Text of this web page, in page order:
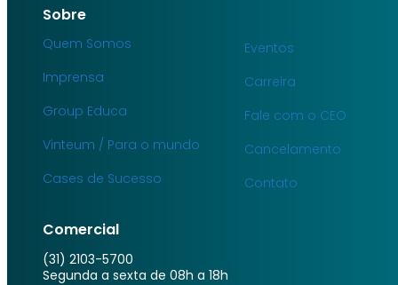
Sobre
Quem Somos
Imprensa
Group Educa
Vinteum / Para o mundo
Cases de Sucesso
Eventos
Carreira
Fale com o CEO
Cancelamento
Contato
Comercial
(31) 2103-5700
Segunda a sexta de 08h a 18h